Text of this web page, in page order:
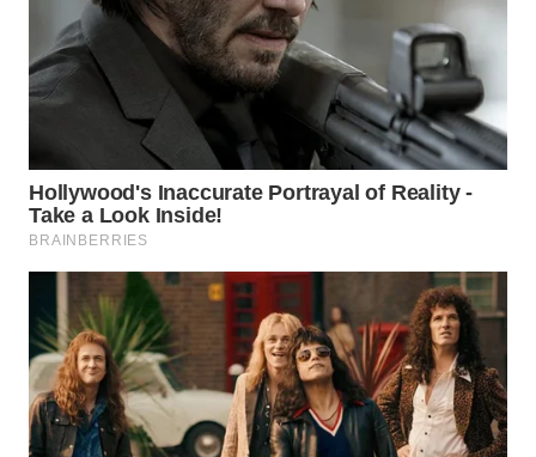
WN
SEMARANG
WN
BOROBUDUR
WN
MADURA
WN
SURABAYA